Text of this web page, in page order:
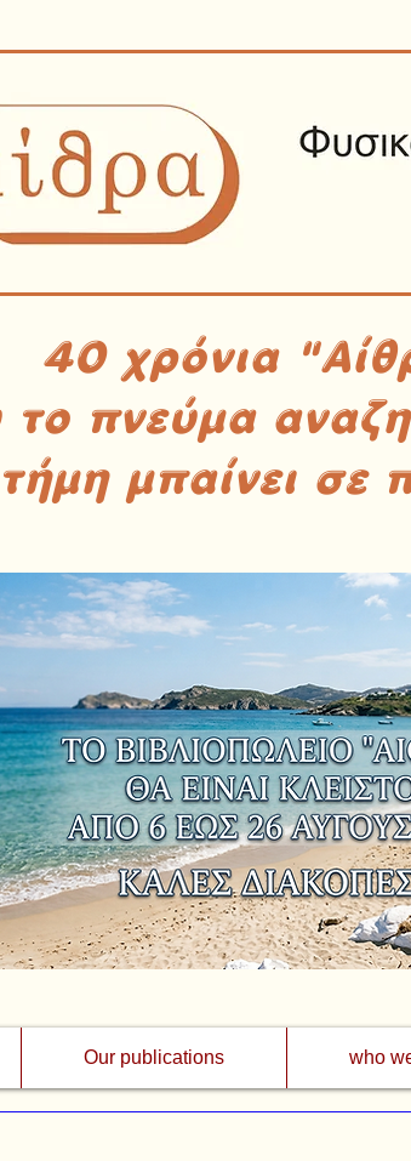
40 χρόνια
το πνεύμα
μπαίνει σε
Our publications who